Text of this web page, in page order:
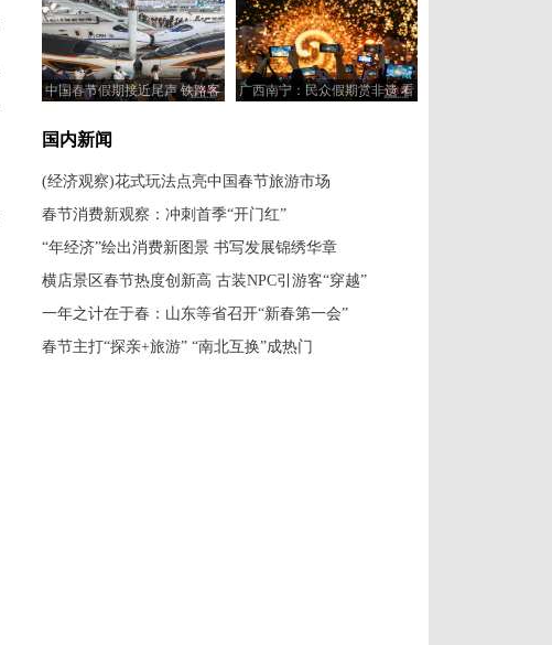
中国春节假期接近尾声 铁路客
广西南宁：民众假期赏非遗 看
国内新闻
(经济观察)花式玩法点亮中国春节旅游市场
春节消费新观察：冲刺首季“开门红”
“年经济”绘出消费新图景 书写发展锦绣华章
横店景区春节热度创新高 古装NPC引游客“穿越”
一年之计在于春：山东等省召开“新春第一会”
春节主打“探亲+旅游” “南北互换”成热门